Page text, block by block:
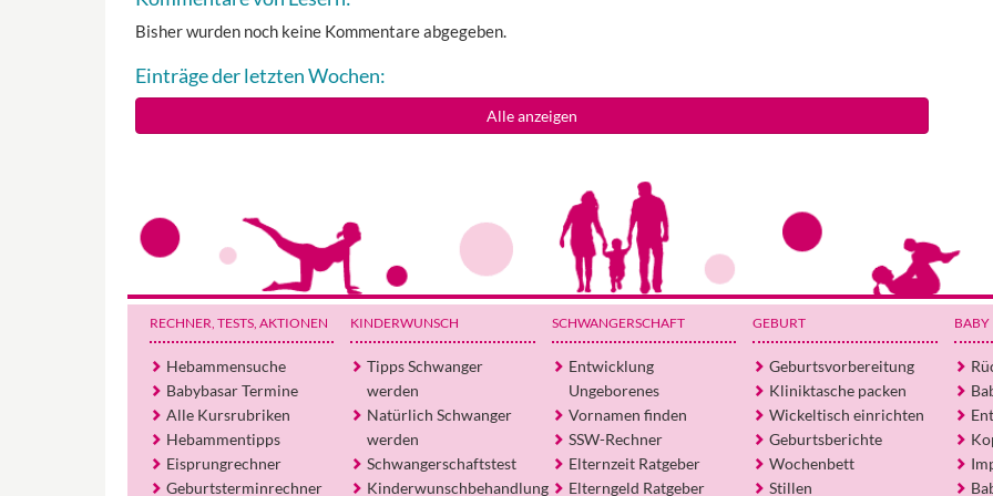
Bisher wurden noch keine Kommentare abgegeben.
Einträge der letzten Wochen:
Alle anzeigen
RECHNER, TESTS, AKTIONEN
Hebammensuche
Babybasar Termine
Alle Kursrubriken
Hebammentipps
Eisprungrechner
Geburtsterminrechner
KINDERWUNSCH
Tipps Schwanger
werden
Natürlich Schwanger
werden
Schwangerschaftstest
Kinderwunschbehandlung
SCHWANGERSCHAFT
Entwicklung
Ungeborenes
Vornamen finden
SSW-Rechner
Elternzeit Ratgeber
Elterngeld Ratgeber
GEBURT
Geburtsvorbereitung
Kliniktasche packen
Wickeltisch einrichten
Geburtsberichte
Wochenbett
Stillen
BABY